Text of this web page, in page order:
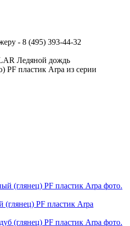
- 8 (495) 393-44-32
Ледяной дождь
PF пластик Arpa из серии
PF пластик Arpa